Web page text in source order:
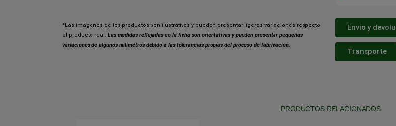
*Las imágenes de los productos son ilustrativas y pueden presentar ligeras variaciones respecto
al producto real. Las medidas reflejadas en la ficha son orientativas y pueden presentar pequeñas
variaciones de algunos milímetros debido a las tolerancias propias del proceso de fabricación.
Envío y
Transporte
PRODUCTOS RELACIONADOS